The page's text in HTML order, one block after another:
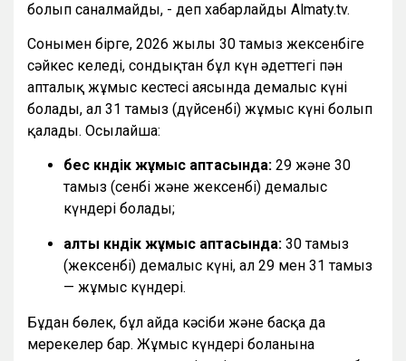
болып саналмайды, - деп хабарлайды Almaty.tv.
Сонымен бірге, 2026 жылғы 30 тамыз жексенбіге
сәйкес келеді, сондықтан бұл күн әдеттегі пән
апталық жұмыс кестесі аясында демалыс күні
болады, ал 31 тамыз (дүйсенбі) жұмыс күні болып
қалады. Осылайша:
бес күндік жұмыс аптасында: 29 және 30
тамыз (сенбі және жексенбі) демалыс
күндері болады;
алты күндік жұмыс аптасында: 30 тамыз
(жексенбі) демалыс күні, ал 29 мен 31 тамыз
— жұмыс күндері.
Бұдан бөлек, бұл айда кәсіби және басқа да
мерекелер бар. Жұмыс күндері болғанына